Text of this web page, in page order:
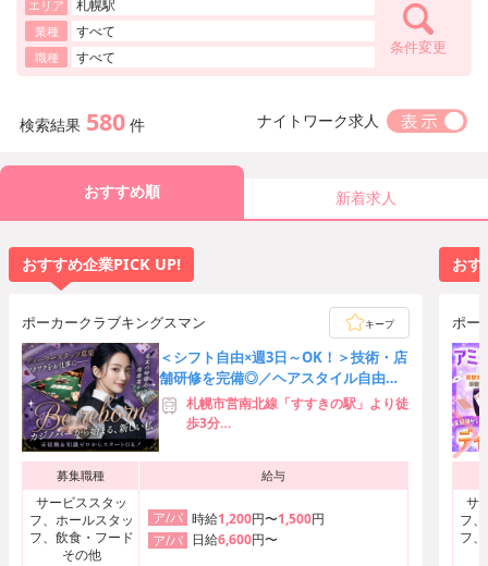
エリア 札幌駅
業種 すべて
職種 すべて 条件変更
検索結果 580 件 ナイトワーク求人
おすすめ順 新着求人
おすすめ企業PICK UP!
ポーカークラブキングスマン キープ
＜シフト自由×週3日～OK！＞技術・店
舗研修を完備◎／ヘアスタイル自由／
駅チカ徒歩4分♪
札幌市営南北線「すすきの駅」より徒
歩3分
り徒歩5分
札幌市営南北線「大通駅」より徒歩7
募集職種 給与
サービススタッ
フ、ホールスタッ
フ、飲食・フード
その他
ア/パ 時給1,200円〜1,500円
ア/パ 日給6,600円〜
おす
ポー
サ
フ
フ